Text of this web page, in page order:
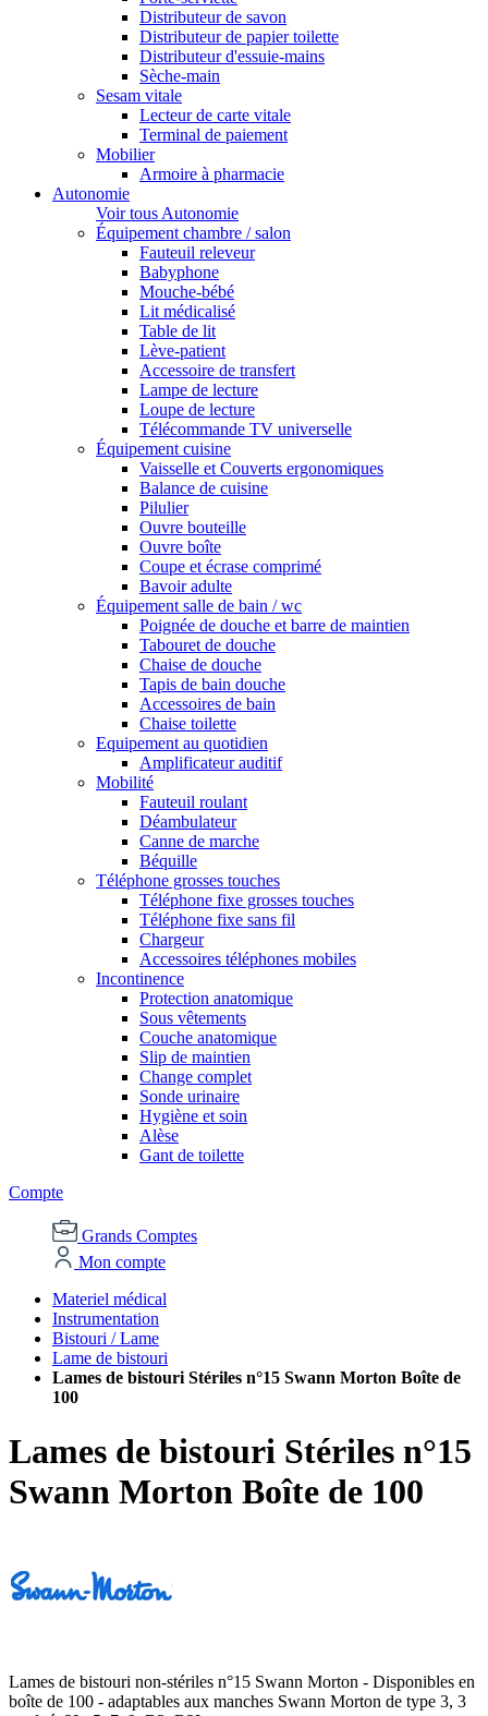
Distributeur de savon
Distributeur de papier toilette
Distributeur d'essuie-mains
Sèche-main
Sesam vitale
Lecteur de carte vitale
Terminal de paiement
Mobilier
Armoire à pharmacie
Autonomie
Voir tous Autonomie
Équipement chambre / salon
Fauteuil releveur
Babyphone
Mouche-bébé
Lit médicalisé
Table de lit
Lève-patient
Accessoire de transfert
Lampe de lecture
Loupe de lecture
Télécommande TV universelle
Équipement cuisine
Vaisselle et Couverts ergonomiques
Balance de cuisine
Pilulier
Ouvre bouteille
Ouvre boîte
Coupe et écrase comprimé
Bavoir adulte
Équipement salle de bain / wc
Poignée de douche et barre de maintien
Tabouret de douche
Chaise de douche
Tapis de bain douche
Accessoires de bain
Chaise toilette
Equipement au quotidien
Amplificateur auditif
Mobilité
Fauteuil roulant
Déambulateur
Canne de marche
Béquille
Téléphone grosses touches
Téléphone fixe grosses touches
Téléphone fixe sans fil
Chargeur
Accessoires téléphones mobiles
Incontinence
Protection anatomique
Sous vêtements
Couche anatomique
Slip de maintien
Change complet
Sonde urinaire
Hygiène et soin
Alèse
Gant de toilette
Compte
Grands Comptes
Mon compte
Materiel médical
Instrumentation
Bistouri / Lame
Lame de bistouri
Lames de bistouri Stériles n°15 Swann Morton Boîte de
100
Lames de bistouri Stériles n°15
Swann Morton Boîte de 100
Lames de bistouri non-stériles n°15 Swann Morton - Disponibles en
boîte de 100 - adaptables aux manches Swann Morton de type 3, 3